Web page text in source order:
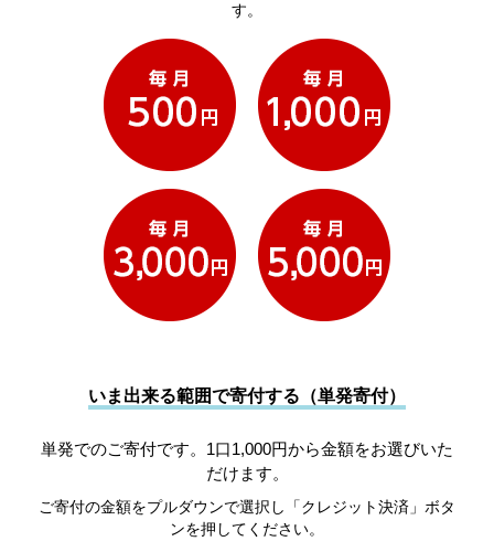
す。
いま出来る範囲で寄付する（単発寄付）
単発でのご寄付です。1口1,000円から金額をお選びいた
だけます。
ご寄付の金額をプルダウンで選択し「クレジット決済」ボタ
ンを押してください。